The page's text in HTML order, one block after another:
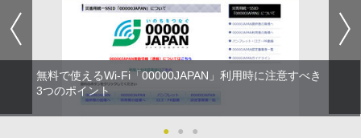
無料で使えるWi-Fi「00000JAPAN」利用時に注意すべき
3つのポイント
● ● ●